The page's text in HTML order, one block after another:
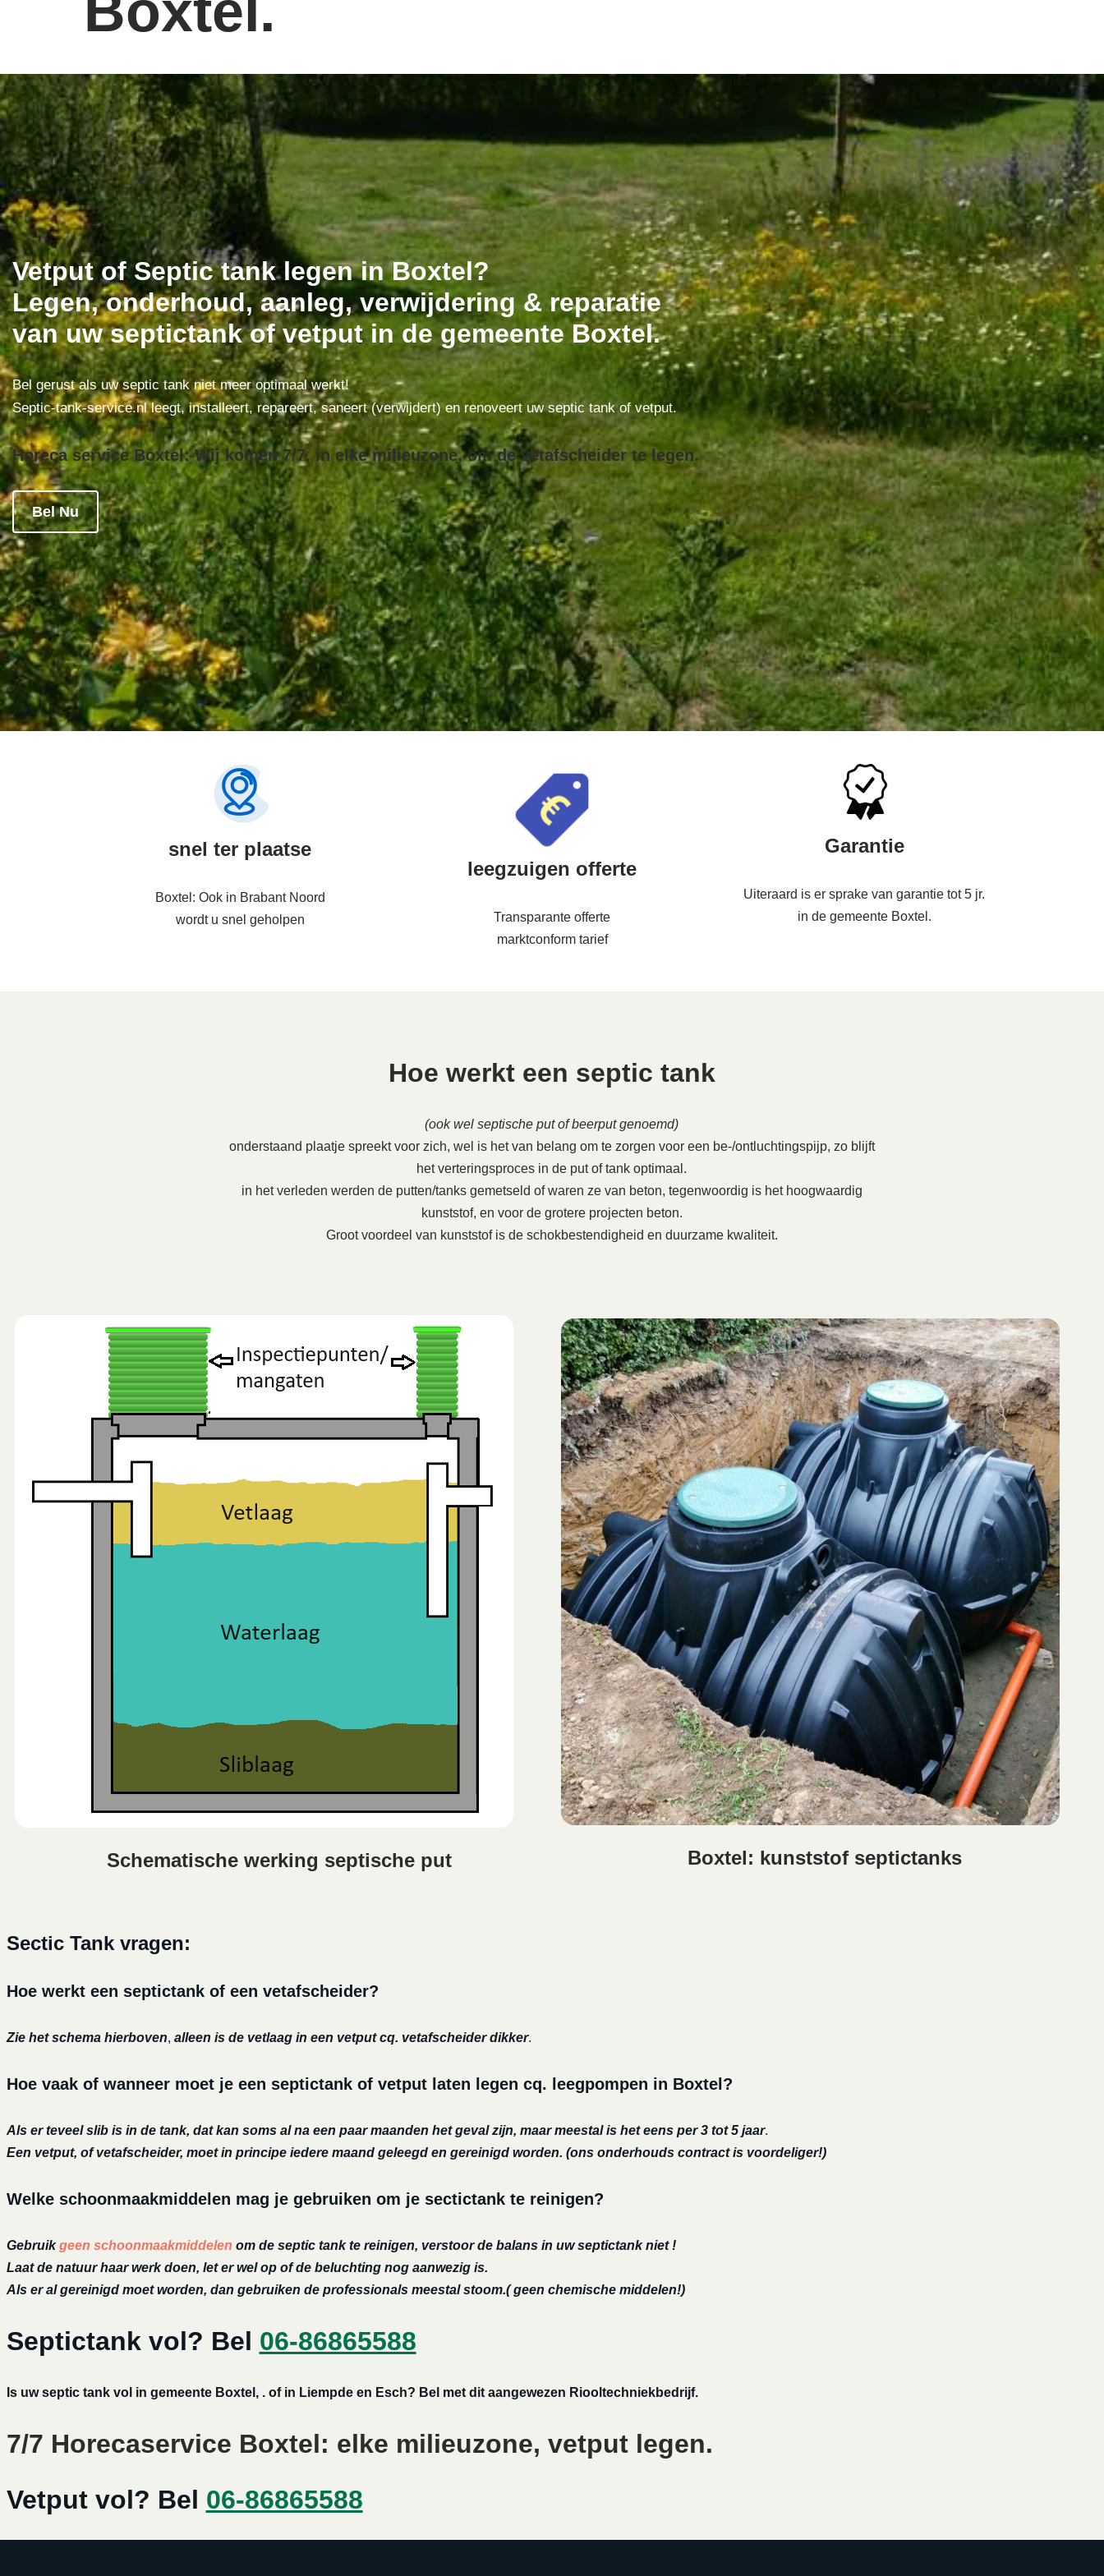
Vetput of Septic tank legen in Boxtel?
Legen, onderhoud, aanleg, verwijdering & reparatie
van uw septictank of vetput in de gemeente Boxtel.
Bel gerust als uw septic tank niet meer optimaal werkt!
Septic-tank-service.nl leegt, installeert, repareert, saneert (verwijdert) en renoveert uw septic tank of vetput.
Horeca service Boxtel: Wij komen 7/7, in elke milieuzone, om de vetafscheider te legen.
Bel Nu
snel ter plaatse
Boxtel: Ook in Brabant Noord
wordt u snel geholpen
leegzuigen offerte
Transparante offerte
marktconform tarief
Garantie
Uiteraard is er sprake van garantie tot 5 jr.
in de gemeente Boxtel.
Hoe werkt een septic tank
(ook wel septische put of beerput genoemd)
onderstaand plaatje spreekt voor zich, wel is het van belang om te zorgen voor een be-/ontluchtingspijp, zo blijft
het verteringsproces in de put of tank optimaal.
in het verleden werden de putten/tanks gemetseld of waren ze van beton, tegenwoordig is het hoogwaardig
kunststof, en voor de grotere projecten beton.
Groot voordeel van kunststof is de schokbestendigheid en duurzame kwaliteit.
Schematische werking septische put Boxtel: kunststof septictanks
Sectic Tank vragen:
Hoe werkt een septictank of een vetafscheider?
Zie het schema hierboven, alleen is de vetlaag in een vetput cq. vetafscheider dikker.
Hoe vaak of wanneer moet je een septictank of vetput laten legen cq. leegpompen in Boxtel?
Als er teveel slib is in de tank, dat kan soms al na een paar maanden het geval zijn, maar meestal is het eens per 3 tot 5 jaar.
Een vetput, of vetafscheider, moet in principe iedere maand geleegd en gereinigd worden. (ons onderhouds contract is voordeliger!)
Welke schoonmaakmiddelen mag je gebruiken om je sectictank te reinigen?
Gebruikgeen schoonmaakmiddelen om de septic tank te reinigen, verstoor de balans in uw septictank niet !
Laat de natuur haar werk doen, let er wel op of de beluchting nog aanwezig is.
Als er al gereinigd moet worden, dan gebruiken de professionals meestal stoom.( geen chemische middelen!)
Septictank vol? Bel 06-86865588
Is uw septic tank vol in gemeente Boxtel, . of in Liempde en Esch? Bel met dit aangewezen Riooltechniekbedrijf.
7/7 Horecaservice Boxtel: elke milieuzone, vetput legen.
Vetput vol? Bel 06-86865588